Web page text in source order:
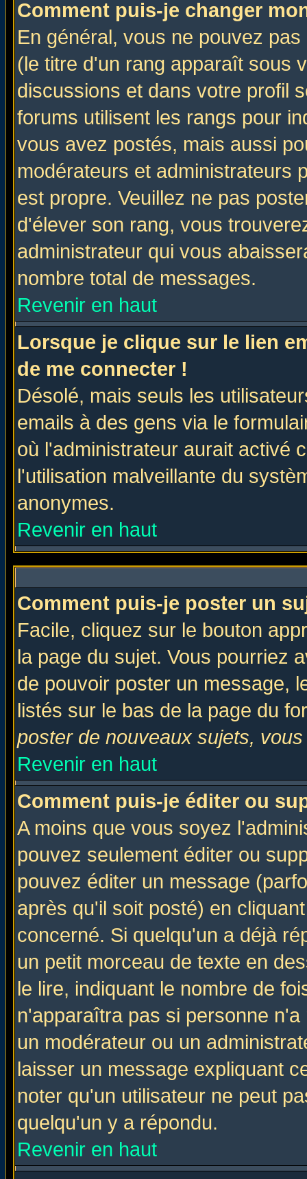
Comment puis-je changer
En général, vous ne pouvez
(le titre d'un rang apparaît sous
discussions et dans votre profil
forums utilisent les rangs pour
vous avez postés, mais aussi
modérateurs et administrateurs
est propre. Veuillez ne pas
d'élever son rang, vous
administrateur qui vous
nombre total de messages.
Revenir en haut
Lorsque je clique sur le lien
de me connecter !
Désolé, mais seuls les
emails à des gens via le
où l'administrateur aurait activé
l'utilisation malveillante du
anonymes.
Revenir en haut
Comment puis-je poster un
Facile, cliquez sur le bouton
la page du sujet. Vous pourriez
de pouvoir poster un message,
listés sur le bas de la page du
poster de nouveaux sujets,
Revenir en haut
Comment puis-je éditer ou
A moins que vous soyez
pouvez seulement éditer ou
pouvez éditer un message
après qu'il soit posté) en
concerné. Si quelqu'un a déjà
un petit morceau de texte en
le lire, indiquant le nombre de
n'apparaîtra pas si personne
un modérateur ou un
laisser un message expliquant
noter qu'un utilisateur ne peut
quelqu'un y a répondu.
Revenir en haut